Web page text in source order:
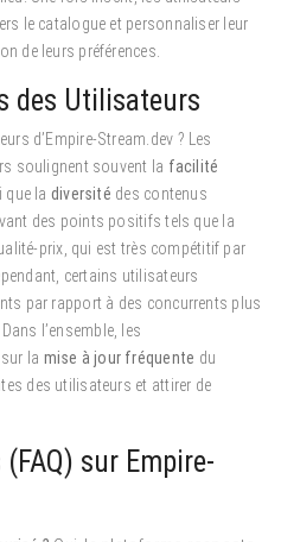
le catalogue et personnaliser leur
de leurs préférences.
des Utilisateurs
d’Empire-Stream.dev ? Les
soulignent souvent la facilité
que la diversité des contenus
des points positifs tels que la
prix, qui est très compétitif par
certains utilisateurs
par rapport à des concurrents plus
l’ensemble, les
la mise à jour fréquente du
des utilisateurs et attirer de
sur Empire-